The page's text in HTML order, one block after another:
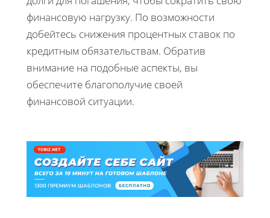
финансовую нагрузку. По возможности
добейтесь снижения процентных ставок по
кредитным обязательствам. Обратив
внимание на подобные аспекты, вы
обеспечите благополучие своей
финансовой ситуации.